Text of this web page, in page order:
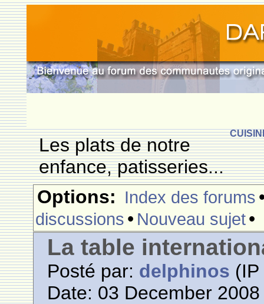
Les plats de notre
enfance, patisseries...
Options: Index des forums
discussions • Nouveau sujet•
La table
Posté par: delphinos
Date: 03 December